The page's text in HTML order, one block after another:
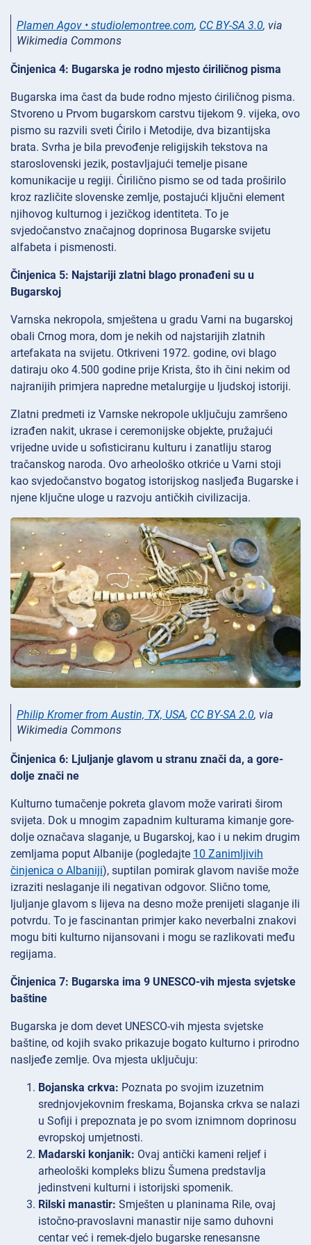
Plamen Agov • studiolemontree.com, CC BY-SA 3.0, via
Wikimedia Commons
Činjenica 4: Bugarska je rodno mjesto ćiriličnog pisma
Bugarska ima čast da bude rodno mjesto ćiriličnog pisma.
Stvoreno u Prvom bugarskom carstvu tijekom 9. vijeka, ovo
pismo su razvili sveti Ćirilo i Metodije, dva bizantijska
brata. Svrha je bila prevođenje religijskih tekstova na
staroslovenski jezik, postavljajući temelje pisane
komunikacije u regiji. Ćirilično pismo se od tada proširilo
kroz različite slovenske zemlje, postajući ključni element
njihovog kulturnog i jezičkog identiteta. To je
svjedočanstvo značajnog doprinosa Bugarske svijetu
alfabeta i pismenosti.
Činjenica 5: Najstariji zlatni blago pronađeni su u
Bugarskoj
Varnska nekropola, smještena u gradu Varni na bugarskoj
obali Crnog mora, dom je nekih od najstarijih zlatnih
artefakata na svijetu. Otkriveni 1972. godine, ovi blago
datiraju oko 4.500 godine prije Krista, što ih čini nekim od
najranijih primjera napredne metalurgije u ljudskoj istoriji.
Zlatni predmeti iz Varnske nekropole uključuju zamršeno
izrađen nakit, ukrase i ceremonijske objekte, pružajući
vrijedne uvide u sofisticiranu kulturu i zanatliju starog
tračanskog naroda. Ovo arheološko otkriće u Varni stoji
kao svjedočanstvo bogatog istorijskog nasljeđa Bugarske i
njene ključne uloge u razvoju antičkih civilizacija.
Philip Kromer from Austin, TX, USA, CC BY-SA 2.0, via
Wikimedia Commons
Činjenica 6: Ljuljanje glavom u stranu znači da, a gore-
dolje znači ne
Kulturno tumačenje pokreta glavom može varirati širom
svijeta. Dok u mnogim zapadnim kulturama kimanje gore-
dolje označava slaganje, u Bugarskoj, kao i u nekim drugim
zemljama poput Albanije (pogledajte 10 Zanimljivih
činjenica o Albaniji), suptilan pomirak glavom naviše može
izraziti neslaganje ili negativan odgovor. Slično tome,
ljuljanje glavom s lijeva na desno može prenijeti slaganje ili
potvrdu. To je fascinantan primjer kako neverbalni znakovi
mogu biti kulturno nijansovani i mogu se razlikovati među
regijama.
Činjenica 7: Bugarska ima 9 UNESCO-vih mjesta svjetske
baštine
Bugarska je dom devet UNESCO-vih mjesta svjetske
baštine, od kojih svako prikazuje bogato kulturno i prirodno
nasljeđe zemlje. Ova mjesta uključuju:
Bojanska crkva: Poznata po svojim izuzetnim
srednjovjekovnim freskama, Bojanska crkva se nalazi
u Sofiji i prepoznata je po svom iznimnom doprinosu
evropskoj umjetnosti.
Madarski konjanik: Ovaj antički kameni reljef i
arheološki kompleks blizu Šumena predstavlja
jedinstveni kulturni i istorijski spomenik.
Rilski manastir: Smješten u planinama Rile, ovaj
istočno-pravoslavni manastir nije samo duhovni
centar već i remek-djelo bugarske renesansne